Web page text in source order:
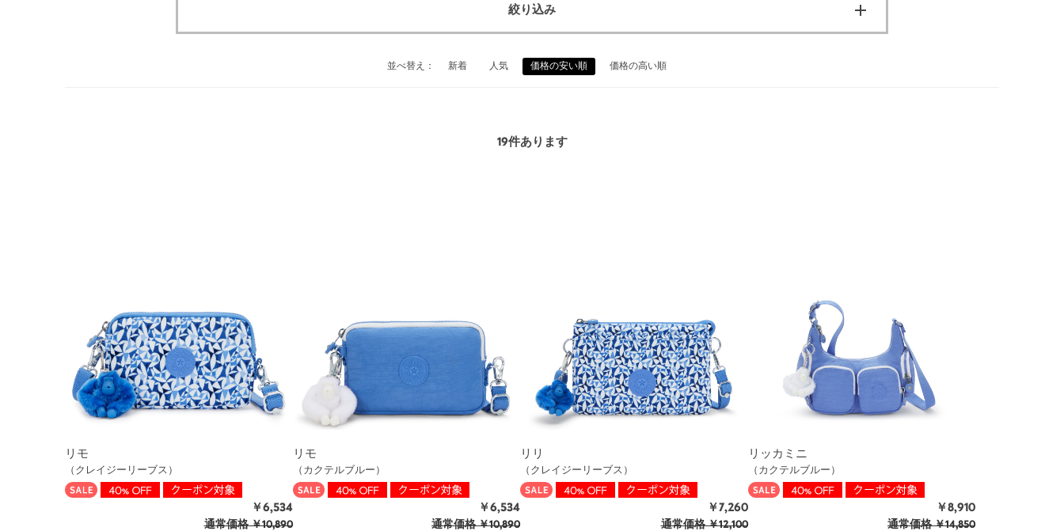
絞り込み
並べ替え： 新着 人気 価格の安い順 価格の高い順
19件あります
リモ
（クレイジーリーブス）
￥6,534
通常価格￥10,890
リモ
（カクテルブルー）
￥6,534
通常価格￥10,890
リリ
（クレイジーリーブス）
￥7,260
通常価格￥12,100
リッカミニ
（カクテルブルー）
￥8,910
通常価格￥14,850